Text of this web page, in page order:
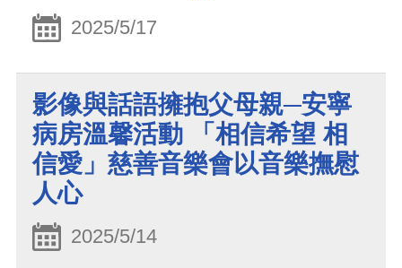
2025/5/17
影像與話語擁抱父母親─安寧
病房溫馨活動 「相信希望 相
信愛」慈善音樂會以音樂撫慰
人心
2025/5/14